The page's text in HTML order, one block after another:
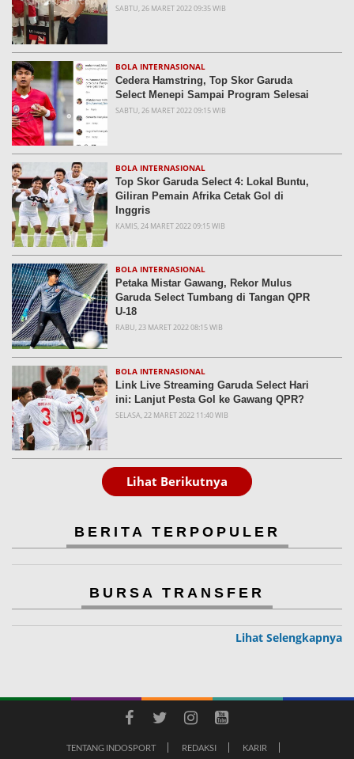
SABTU, 26 MARET 2022 09:35 WIB
BOLA INTERNASIONAL
Cedera Hamstring, Top Skor Garuda
Select Menepi Sampai Program Selesai
SABTU, 26 MARET 2022 09:15 WIB
BOLA INTERNASIONAL
Top Skor Garuda Select 4: Lokal Buntu,
Giliran Pemain Afrika Cetak Gol di
Inggris
KAMIS, 24 MARET 2022 09:15 WIB
BOLA INTERNASIONAL
Petaka Mistar Gawang, Rekor Mulus
Garuda Select Tumbang di Tangan QPR
U-18
RABU, 23 MARET 2022 08:15 WIB
BOLA INTERNASIONAL
Link Live Streaming Garuda Select Hari
ini: Lanjut Pesta Gol ke Gawang QPR?
SELASA, 22 MARET 2022 11:40 WIB
Lihat Berikutnya
BERITA TERPOPULER
BURSA TRANSFER
Lihat Selengkapnya
TENTANG INDOSPORT REDAKSI KARIR